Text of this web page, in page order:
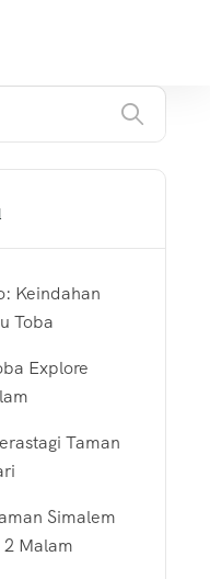
Keindahan
Toba
Explore
Taman
Simalem
2 Malam